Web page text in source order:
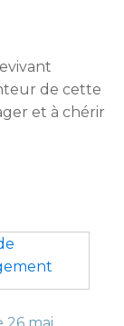
de cette
et à chérir